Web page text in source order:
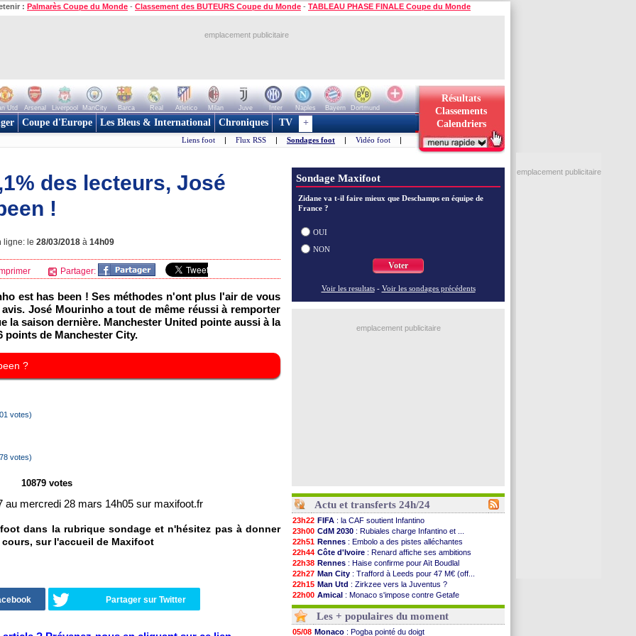
: Palmarès Coupe du Monde - Classement des BUTEURS Coupe du Monde - TABLEAU PHASE FINALE Coupe du Monde
emplacement publicitaire
Utd Arsenal Liverpool ManCity Barca Real Atletico Milan Juve Inter Naples Bayern Dortmund
Résultats
Classements
Calendriers
Coupe d'Europe Les Bleus & International Chroniques TV +
Liens foot | Flux RSS | Sondages foot | Vidéo foot |
des lecteurs, José
!
ligne: le 28/03/2018 à 14h09
Partager:
est has been ! Ses méthodes n'ont plus l'air de vous
José Mourinho a tout de même réussi à remporter
la saison dernière. Manchester United pointe aussi à la
points de Manchester City.
?
votes)
votes)
10879 votes
au mercredi 28 mars 14h05 sur maxifoot.fr
dans la rubrique sondage et n'hésitez pas à donner
sur l'accueil de Maxifoot
Partager sur Twitter
Sondage Maxifoot
Zidane va t-il faire mieux que Deschamps en équipe de
France ?
OUI
NON
Voter
Voir les resultats - Voir les sondages précédents
emplacement publicitaire
Actu et transferts 24h/24
23h22 FIFA : la CAF soutient Infantino
23h00 CdM 2030 : Rubiales charge Infantino et ...
22h51 Rennes : Embolo a des pistes alléchantes
22h44 Côte d'Ivoire : Renard affiche ses ambitions
22h38 Rennes : Haise confirme pour Aït Boudlal
22h27 Man City : Trafford à Leeds pour 47 M€ (off...
22h15 Man Utd : Zirkzee vers la Juventus ?
22h00 Amical : Monaco s'impose contre Getafe
21h48 Nantes: Der Zakarian et sa relation avec Kita
21h39
OM: le club prêt à libérer Kondogbia ?
21h26 Monaco: le message touchant d'Akliouche
Les + populaires du moment
05/08 Monaco : Pogba pointé du doigt
emplacement publicitaire